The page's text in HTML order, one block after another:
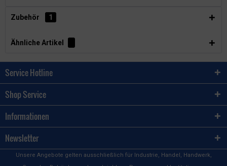
Zubehör 1
Ähnliche Artikel
Service Hotline
Shop Service
Informationen
Newsletter
Unsere Angebote gelten ausschließlich für Industrie, Handel, Handwerk,